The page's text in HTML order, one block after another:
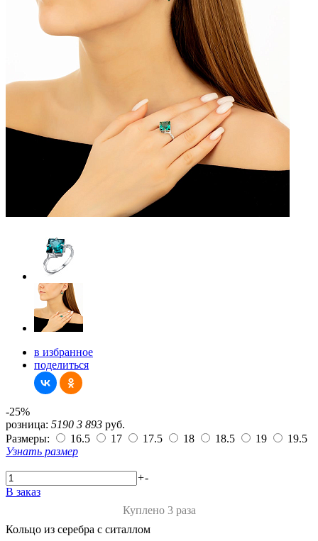
в избранное
поделиться
-25%
розница: 5190 3 893 руб.
Размеры:
16.5 17 17.5 18 18.5 19
19.5
Узнать размер
+-
В заказ
Куплено 3 раза
Кольцо из серебра с ситаллом